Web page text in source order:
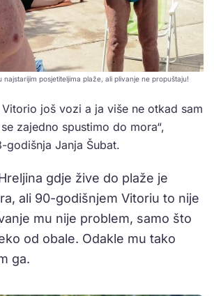
najstarijim posjetiteljima plaže, ali plivanje ne propuštaju!
Vitorio još vozi a ja više ne otkad sam
zajedno spustimo do mora“,
godišnja Janja Šubat.
gdje žive do plaže je
ali 90-godišnjem Vitoriu to nije
mu nije problem, samo što
od obale. Odakle mu tako
ga.